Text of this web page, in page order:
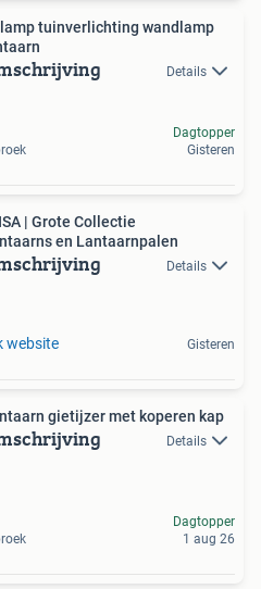
tuinverlichting wandlamp
Details
Dagtopper
Gisteren
| Grote Collectie
en Lantaarnpalen
Details
website Gisteren
gietijzer met koperen kap
Details
Dagtopper
1 aug 26